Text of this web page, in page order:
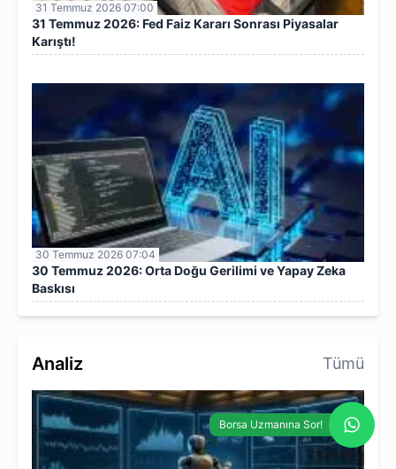
31 Temmuz 2026 07:00
31 Temmuz 2026: Fed Faiz Kararı Sonrası Piyasalar
Karıştı!
30 Temmuz 2026 07:04
30 Temmuz 2026: Orta Doğu Gerilimi ve Yapay Zeka
Baskısı
Analiz Tümü
Borsa Uzmanına Sor!